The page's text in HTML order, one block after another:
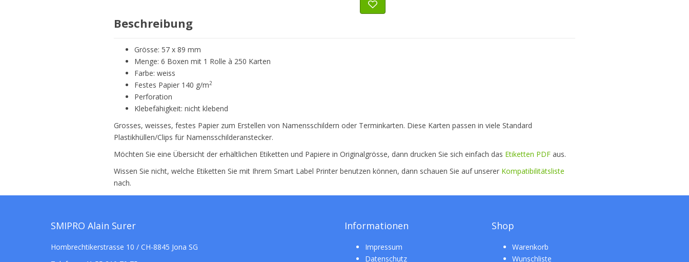
Beschreibung
Grösse: 57 x 89 mm
Menge: 6 Boxen mit 1 Rolle à 250 Karten
Farbe: weiss
Festes Papier 140 g/m2
Perforation
Klebefähigkeit: nicht klebend
Grosses, weisses, festes Papier zum Erstellen von Namensschildern oder Terminkarten. Diese Karten passen in viele Standard
Plastikhüllen/Clips für Namensschilderanstecker.
Möchten Sie eine Übersicht der erhältlichen Etiketten und Papiere in Originalgrösse, dann drucken Sie sich einfach das Etiketten PDF aus.
Wissen Sie nicht, welche Etiketten Sie mit Ihrem Smart Label Printer benutzen können, dann schauen Sie auf unserer Kompatibilitätsliste
nach.
SMIPRO Alain Surer
Hombrechtikerstrasse 10 / CH-8845 Jona SG
Informationen
Impressum
Datenschutz
Shop
Warenkorb
Wunschliste